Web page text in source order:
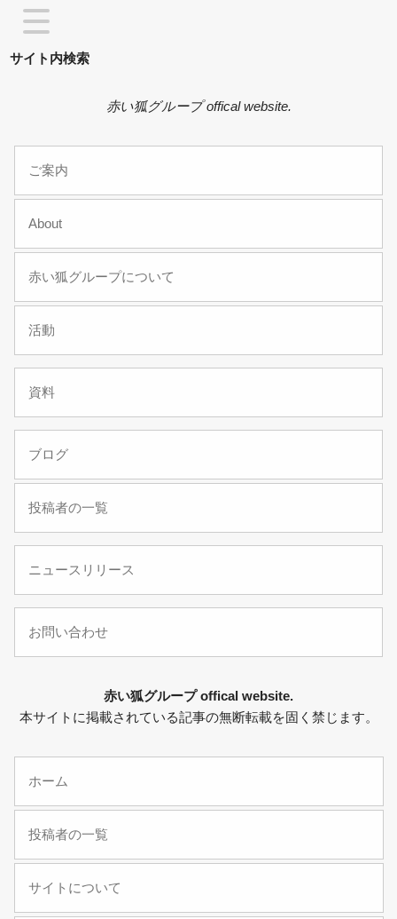
サイト内検索
赤い狐グループ offical website.
ご案内
About
赤い狐グループについて
活動
資料
ブログ
投稿者の一覧
ニュースリリース
お問い合わせ
赤い狐グループ offical website.
本サイトに掲載されている記事の無断転載を固く禁じます。
ホーム
投稿者の一覧
サイトについて